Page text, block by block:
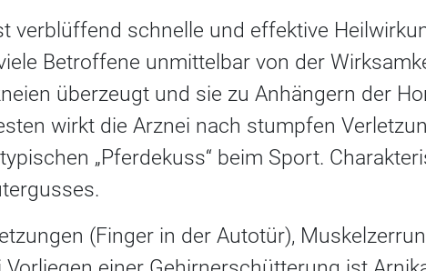
verblüffend schnelle und effektive
Betroffene unmittelbar von der
überzeugt und sie zu Anhängern der
wirkt die Arznei nach stumpfen
„Pferdekuss“ beim Sport.
(Finger in der Autotür),